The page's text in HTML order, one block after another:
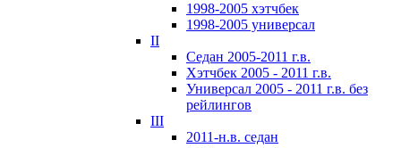
1998-2005 хэтчбек
1998-2005 универсал
II
Седан 2005-2011 г.в.
Хэтчбек 2005 - 2011 г.в.
Универсал 2005 - 2011 г.в. без
рейлингов
III
2011-н.в. седан